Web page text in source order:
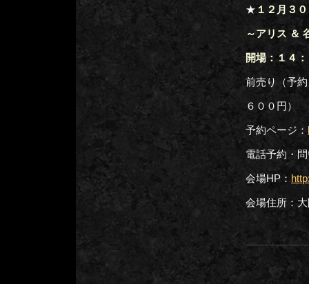
★ １２月３
～アリス ＆
開場：１４
前売り（予
６００円）
予約ページ：
電話予約・
会場HP：
会場住所：